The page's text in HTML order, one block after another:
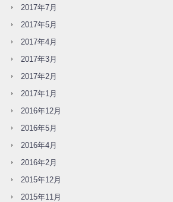
2017年7月
2017年5月
2017年4月
2017年3月
2017年2月
2017年1月
2016年12月
2016年5月
2016年4月
2016年2月
2015年12月
2015年11月